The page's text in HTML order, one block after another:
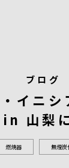
ブログ
イニシ
山梨
燃焼器 無煙炭